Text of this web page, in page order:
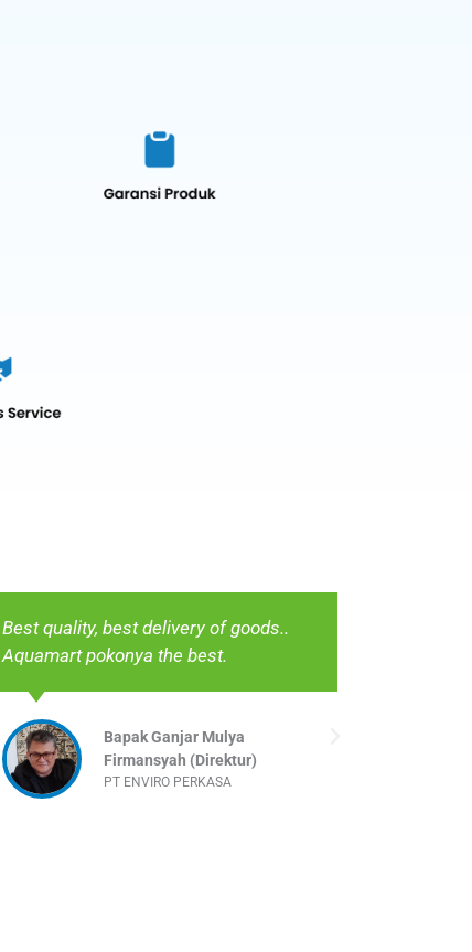
Best quality, best delivery of goods..
Aquamart pokonya the best.
Bapak Ganjar Mulya
Firmansyah (Direktur)
PT ENVIRO PERKASA